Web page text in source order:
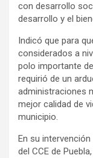
con desarrollo
desarrollo y el
Indicó que para
considerados a
polo importante
requirió de un
administraciones
mejor calidad de
municipio.
En su
del CCE de